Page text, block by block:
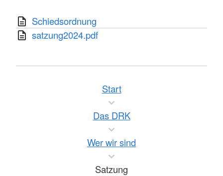
Schiedsordnung
satzung2024.pdf
Start
Das DRK
Wer wir sind
Satzung